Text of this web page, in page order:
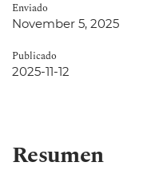
Enviado
November 5, 2025
Publicado
2025-11-12
Resumen